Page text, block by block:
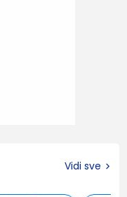
Vidi sve